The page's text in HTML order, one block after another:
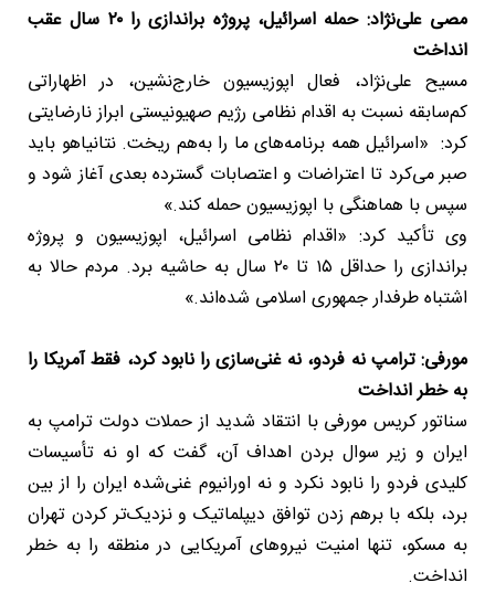
مصی علی‌نژاد: حمله اسرائیل، پروژه براندازی را ۲۰ سال عقب
انداخت
مسیح علی‌نژاد، فعال اپوزیسیون خارج‌نشین، در اظهاراتی
کم‌سابقه نسبت به اقدام نظامی رژیم صهیونیستی ابراز نارضایتی
کرد: «اسرائیل همه برنامه‌های ما را به‌هم ریخت. نتانیاهو باید
صبر می‌کرد تا اعتراضات و اعتصابات گسترده بعدی آغاز شود و
سپس با هماهنگی با اپوزیسیون حمله کند.»
وی تأکید کرد: «اقدام نظامی اسرائیل، اپوزیسیون و پروژه
براندازی را حداقل ۱۵ تا ۲۰ سال به حاشیه برد. مردم حالا به
اشتباه طرفدار جمهوری اسلامی شده‌اند.»
مورفی: ترامپ نه فردو، نه غنی‌سازی را نابود کرد، فقط آمریکا را
به خطر انداخت
سناتور کریس مورفی با انتقاد شدید از حملات دولت ترامپ به
ایران و زیر سوال بردن اهداف آن، گفت که او نه تأسیسات
کلیدی فردو را نابود نکرد و نه اورانیوم غنی‌شده ایران را از بین
برد، بلکه با برهم زدن توافق دیپلماتیک و نزدیک‌تر کردن تهران
به مسکو، تنها امنیت نیروهای آمریکایی در منطقه را به خطر
انداخت.